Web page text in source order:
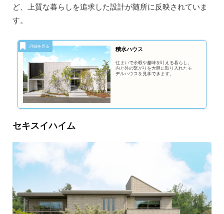
ど、上質な暮らしを追求した設計が随所に反映されていま
す。
積水ハウス
住まいで余暇や趣味を叶える暮らし。
内と外の繋がりを大胆に取り入れたモ
デルハウスを見学できます。
セキスイハイム